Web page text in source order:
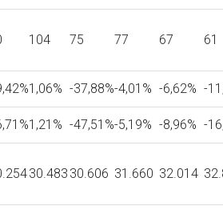
104 75 77 67 61
1,06% -37,88%-4,01% -6,62% -
1,21% -47,51%-5,19% -8,96% -
30.483 30.606 31.660 32.014